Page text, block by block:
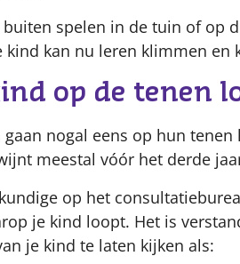
spelen in de tuin of op
kind kan nu leren klimmen en
op de tenen
nogal eens op hun
meestal vóór het derde
op het
je kind loopt. Het is
je kind te laten kijken als: